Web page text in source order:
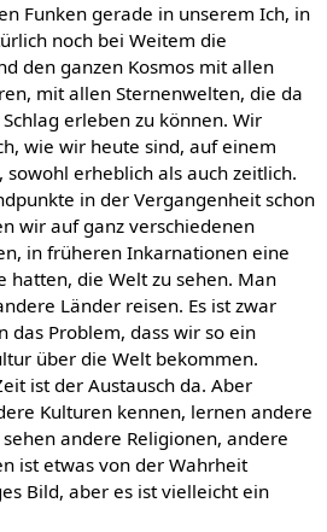
Funken gerade in unserem Ich, in
noch bei Weitem die
den ganzen Kosmos mit allen
mit allen Sternenwelten, die da
erleben zu können. Wir
wie wir heute sind, auf einem
erheblich als auch zeitlich.
in der Vergangenheit schon
wir auf ganz verschiedenen
in früheren Inkarnationen eine
hatten, die Welt zu sehen. Man
Länder reisen. Es ist zwar
das Problem, dass wir so ein
über die Welt bekommen.
ist der Austausch da. Aber
Kulturen kennen, lernen andere
andere Religionen, andere
ist etwas von der Wahrheit
Bild, aber es ist vielleicht ein